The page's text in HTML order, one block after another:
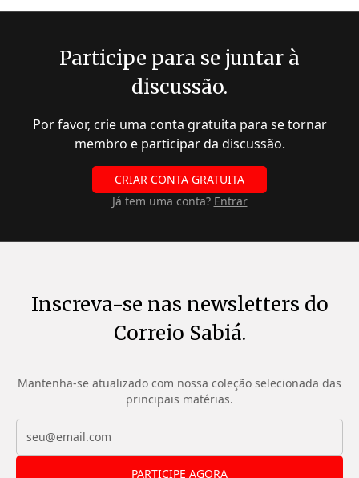
Participe para se juntar à
discussão.
Por favor, crie uma conta gratuita para se tornar
membro e participar da discussão.
CRIAR CONTA GRATUITA
Já tem uma conta? Entrar
Inscreva-se nas newsletters do
Correio Sabiá.
Mantenha-se atualizado com nossa coleção selecionada das
principais matérias.
PARTICIPE AGORA